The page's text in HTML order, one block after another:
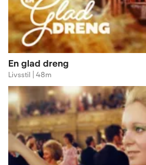
En glad dreng
Livsstil | 48m